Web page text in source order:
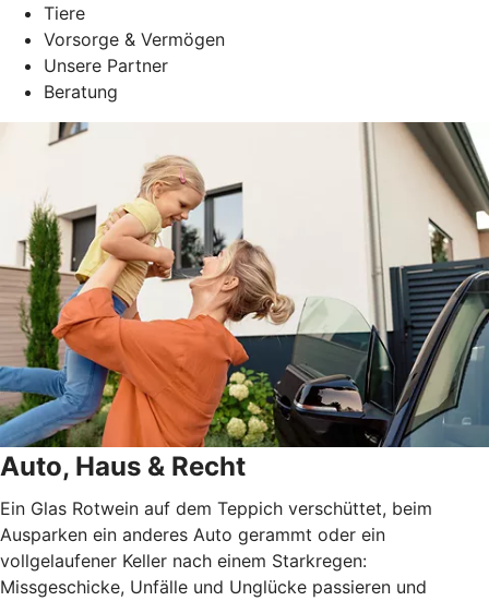
Tiere
Vorsorge & Vermögen
Unsere Partner
Beratung
Auto, Haus & Recht
Ein Glas Rotwein auf dem Teppich verschüttet, beim
Ausparken ein anderes Auto gerammt oder ein
vollgelaufener Keller nach einem Starkregen:
Missgeschicke, Unfälle und Unglücke passieren und